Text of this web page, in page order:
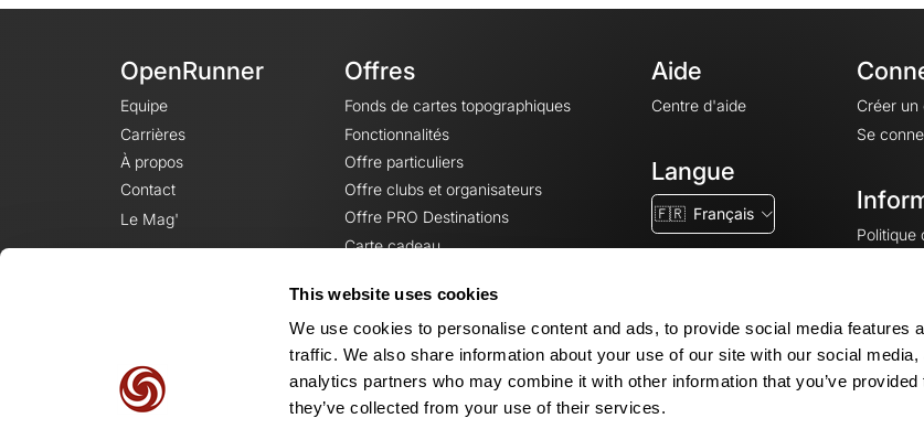
This website uses cookies
We use cookies to personalise content and ads, to provide social media features
traffic. We also share information about your use of our site with our social media,
analytics partners who may combine it with other information that you’ve provided
they’ve collected from your use of their services.
OpenRunner
Equipe
Carrières
À propos
Contact
Le Mag'
Offres
Fonds de cartes topographiques
Fonctionnalités
Offre particuliers
Offre clubs et organisateurs
Offre PRO Destinations
Carte cadeau
Aide
Centre d'aide
Langue
🇫🇷 Français
Créer un
Se
Politique